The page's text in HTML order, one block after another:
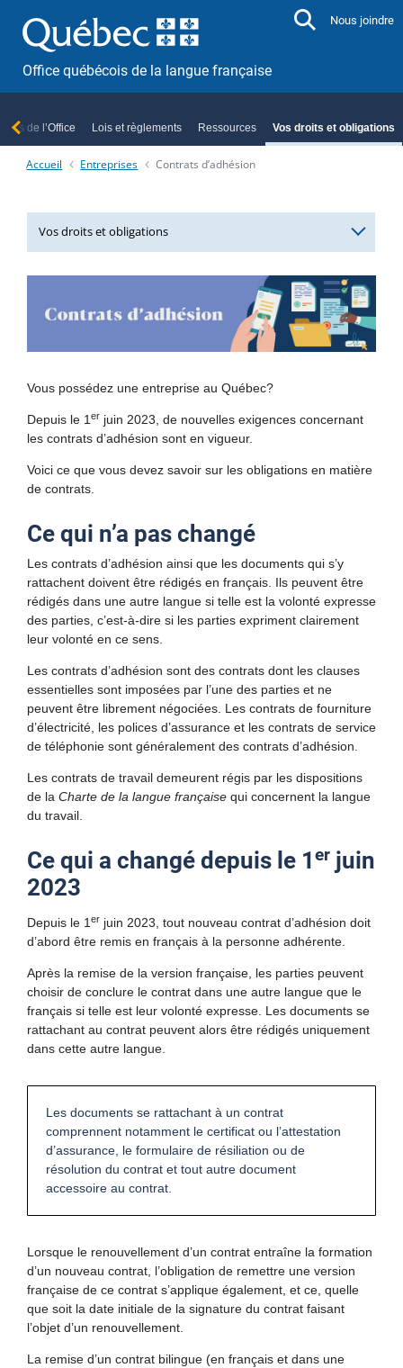
Office québécois de la langue française
Nous joindre
de l’Office Lois et règlements Ressources Vos droits et obligations
Accueil Entreprises Contrats d’adhésion
Vos droits et obligations
Comité de francisation
d’entreprises
Marques de commerce sur les produits
Contrats d’adhésion
Liste des entreprises certifiées par l’Office
Liste des entreprises non conformes au processus de
francisation
Mémo, mon assistant pour la francisation
Autoévaluation
Le français, en six thèmes gagnants pour votre entreprise
Administration publique
Organismes reconnus
Organismes ayant un certificat ou une attestation de
conformité
Ordres professionnels
Foire aux questions
Exemple d’une étude de cas fictive
Plaintes et dénonciations
Informations à lire avant de porter plainte ou de formuler
une dénonciation
Dépôt d’une plainte ou d’une dénonciation
Étapes du traitement des plaintes et des dénonciations
Foire aux questions
Vous possédez une entreprise au Québec?
Depuis le 1 er juin 2023, de nouvelles exigences concernant
les contrats d’adhésion sont en vigueur.
Voici ce que vous devez savoir sur les obligations en matière
de contrats.
Ce qui n’a pas changé
Les contrats d’adhésion ainsi que les documents qui s’y
rattachent doivent être rédigés en français. Ils peuvent être
rédigés dans une autre langue si telle est la volonté expresse
des parties, c’est-à-dire si les parties expriment clairement
leur volonté en ce sens.
Les contrats d’adhésion sont des contrats dont les clauses
essentielles sont imposées par l’une des parties et ne
peuvent être librement négociées. Les contrats de fourniture
d’électricité, les polices d’assurance et les contrats de service
de téléphonie sont généralement des contrats d’adhésion.
Les contrats de travail demeurent régis par les dispositions
de la Charte de la langue française qui concernent la langue
du travail.
Ce qui a changé depuis le 1er juin
2023
Depuis le 1 er juin 2023, tout nouveau contrat d’adhésion doit
d’abord être remis en français à la personne adhérente.
Après la remise de la version française, les parties peuvent
choisir de conclure le contrat dans une autre langue que le
français si telle est leur volonté expresse. Les documents se
rattachant au contrat peuvent alors être rédigés uniquement
dans cette autre langue.
Les documents se rattachant à un contrat
comprennent notamment le certificat ou l’attestation
d’assurance, le formulaire de résiliation ou de
résolution du contrat et tout autre document
accessoire au contrat.
Lorsque le renouvellement d’un contrat entraîne la formation
d’un nouveau contrat, l’obligation de remettre une version
française de ce contrat s’applique également, et ce, quelle
que soit la date initiale de la signature du contrat faisant
l’objet d’un renouvellement.
La remise d’un contrat bilingue (en français et dans une